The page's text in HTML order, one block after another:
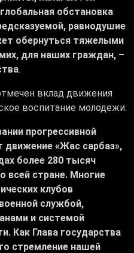
обстановка
равнодушие
обернуться тяжелыми
для наших граждан, –
.
вклад движения
воспитание молодежи.
прогрессивной
движение «Жас сарбаз»,
более 280 тысяч
всей стране. Многие
клубов
службой,
и системой
Как Глава государства
стремление нашей